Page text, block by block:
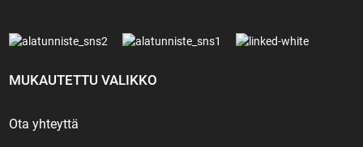
MUKAUTETTU VALIKKO
Ota yhteyttä